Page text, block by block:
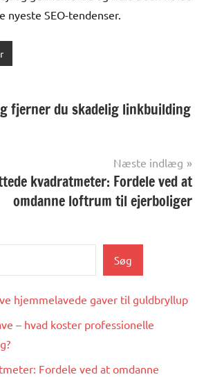
nyeste SEO-tendenser.
fjerner du skadelig linkbuilding
Næste indlæg
kvadratmeter: Fordele ved at
omdanne loftrum til ejerboliger
Søg
hjemmelavede gaver til guldbryllup
– hvad koster professionelle
Fordele ved at omdanne